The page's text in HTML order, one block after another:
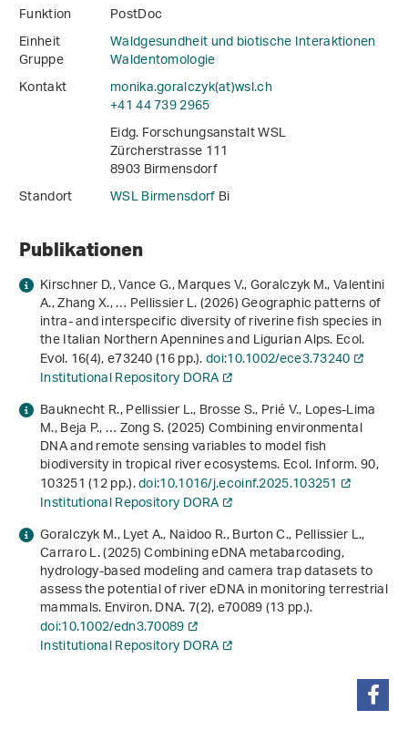
Funktion
PostDoc
Einheit
Waldgesundheit und biotische Interaktionen
Gruppe
Waldentomologie
Kontakt
monika.goralczyk(at)wsl.ch
+41 44 739 2965
Eidg. Forschungsanstalt WSL
Zürcherstrasse 111
8903 Birmensdorf
Standort
WSL BirmensdorfBi
Publikationen
Kirschner D., Vance G., Marques V., Goralczyk M., Valentini
A., Zhang X., … Pellissier L. (2026) Geographic patterns of
intra- and interspecific diversity of riverine fish species in
the Italian Northern Apennines and Ligurian Alps. Ecol.
Evol.16(4), e73240 (16 pp.).doi:10.1002/ece3.73240
Institutional Repository DORA
Bauknecht R., Pellissier L., Brosse S., Prié V., Lopes-Lima
M., Beja P., … Zong S. (2025) Combining environmental
DNA and remote sensing variables to model fish
biodiversity in tropical river ecosystems. Ecol. Inform.90,
103251 (12 pp.).doi:10.1016/j.ecoinf.2025.103251
Institutional Repository DORA
Goralczyk M., Lyet A., Naidoo R., Burton C., Pellissier L.,
Carraro L. (2025) Combining eDNA metabarcoding,
hydrology‐based modeling and camera trap datasets to
assess the potential of river eDNA in monitoring terrestrial
mammals. Environ. DNA.7(2), e70089 (13 pp.).
doi:10.1002/edn3.70089
Institutional Repository DORA